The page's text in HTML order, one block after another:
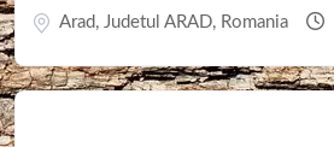
Arad, Judetul ARAD, Romania